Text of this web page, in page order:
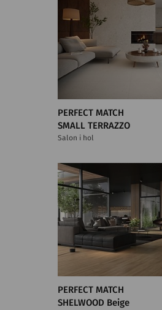
PERFECT MATCH
SMALL TERRAZZO
Salon i hol
PERFECT MATCH
SHELWOOD Beige